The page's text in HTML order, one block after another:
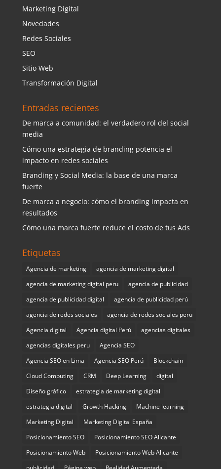
Marketing Digital
Novedades
Redes Sociales
SEO
Sitio Web
Transformación Digital
Entradas recientes
De marca a comunidad: el verdadero rol del social
media
Cómo una estrategia de branding potencia el
impacto en redes sociales
Branding y Social Media: la base de una marca
fuerte
De marca a negocio: cómo el branding impacta en
resultados
Cómo una marca fuerte reduce el costo de tus Ads
Etiquetas
Agencia de marketing
agencia de marketing digital
agencia de marketing digital peru
agencia de publicidad
agencia de publicidad digital
agencia de publicidad perú
agencia de redes sociales
agencia de redes sociales peru
Agencia digital
Agencia digital Perú
agencias digitales
agencias digitales peru
Agencia SEO
Agencia SEO en Lima
Agencia SEO Perú
Blockchain
Cloud Computing
CRM Deep Learning
digital
Diseño gráfico
estrategia de marketing digital
estrategia digital
Growth Hacking
Machine learning
Marketing Digital
Marketing Digital España
Posicionamiento SEO
Posicionamiento SEO Alicante
Posicionamiento Web
Posicionamiento Web Alicante